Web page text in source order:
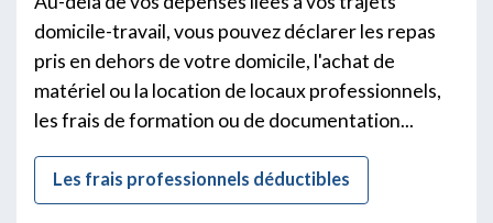
domicile-travail, vous pouvez déclarer les repas
pris en dehors de votre domicile, l'achat de
matériel ou la location de locaux professionnels,
les frais de formation ou de documentation...
Les frais professionnels déductibles